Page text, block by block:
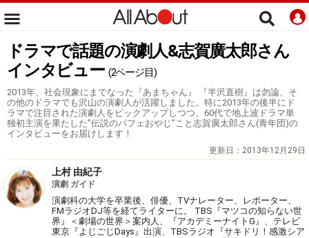
ドラマで話題の演劇人&志賀廣太郎さん
インタビュー (2ページ目)
2013年、社会現象にまでなった『あまちゃん』 『半沢直樹』は勿論、そ
の他のドラマでも沢山の演劇人が活躍しました。特に2013年の後半にド
ラマで注目された演劇人をピックアップしつつ、60代で地上波ドラマ単
独初主演を果たした”伝説のパフェおやじ”こと志賀廣太郎さん(青年団)の
インタビューをお届けします！
更新日： 2013年12月29日
上村 由紀子
演劇 ガイド
演劇科の大学を卒業後、俳優、TVナレーター、レポーター、
FMラジオDJ等を経てライターに。 TBS『マツコの知らない世
界』＜劇場の世界＞案内人、『アカデミーナイトG』、テレビ
東京『よじごじDays』出演、TBSラジオ『サキドリ！感激シア